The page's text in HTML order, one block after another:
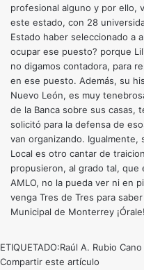
profesional alguno y por ello,
este estado, con 28
Estado haber seleccionado a
ocupar ese puesto? porque
no digamos contadora, para
en ese puesto. Además, su
Nuevo León, es muy
de la Banca sobre sus casas,
solicitó para la defensa de
van organizando. Igualmente,
Local es otro cantar de
propusieron, al grado tal, que
AMLO, no la pueda ver ni en
venga Tres de Tres para
Municipal de Monterrey
ETIQUETADO:Raúl A. Rubio Cano
Compartir este artículo